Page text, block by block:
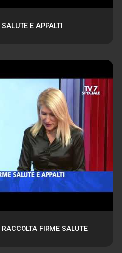
E APPALTI
FIRME SALUTE